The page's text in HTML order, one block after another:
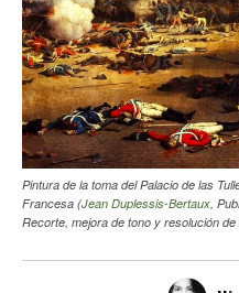
Pintura de la toma del Palacio de las
Francesa (Jean Duplessis-Bertaux,
Recorte, mejora de tono y resolución de